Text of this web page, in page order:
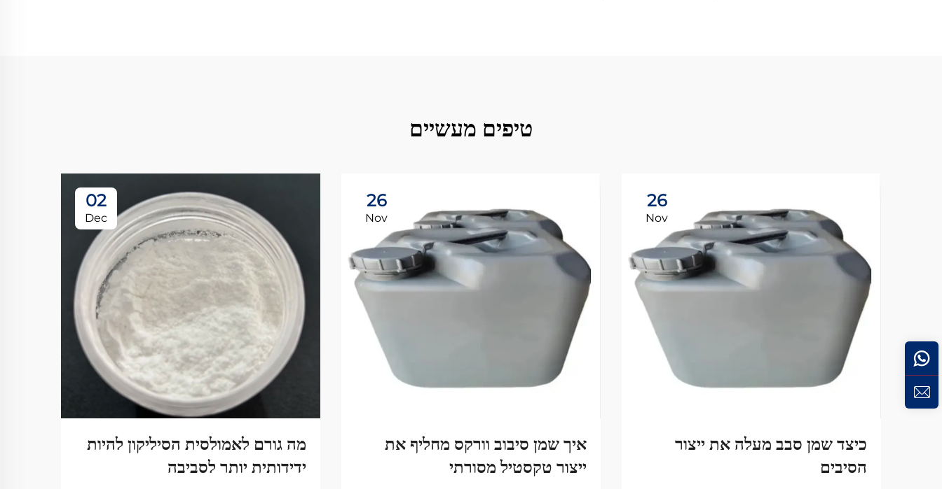
טיפים מעשיים
26
Nov
כיצד שמן סבב מעלה את ייצור
הסיבים
26
Nov
איך שמן סיבוב וורקס מחליף את
ייצור טקסטיל מסורתי
02
Dec
מה גורם לאמולסית הסיליקון להיות
ידידותית יותר לסביבה